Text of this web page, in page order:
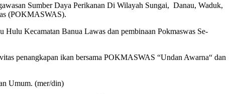
Sumber Daya Perikanan Di Wilayah Sungai, Danau, Waduk,
(POKMASWAS).
Kecamatan Banua Lawas dan pembinaan Pokmaswas Se-
penangkapan ikan bersama POKMASWAS “Undan Awarna“ dan
Umum. (mer/din)